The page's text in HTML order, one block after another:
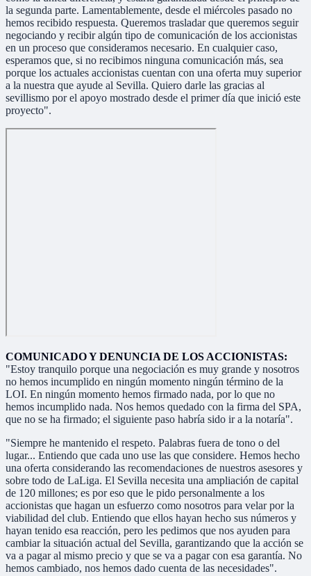
la segunda parte. Lamentablemente, desde el miércoles pasado no
hemos recibido respuesta. Queremos trasladar que queremos seguir
negociando y recibir algún tipo de comunicación de los accionistas
en un proceso que consideramos necesario. En cualquier caso,
esperamos que, si no recibimos ninguna comunicación más, sea
porque los actuales accionistas cuentan con una oferta muy superior
a la nuestra que ayude al Sevilla. Quiero darle las gracias al
sevillismo por el apoyo mostrado desde el primer día que inició este
proyecto".
COMUNICADO Y DENUNCIA DE LOS ACCIONISTAS:
"Estoy tranquilo porque una negociación es muy grande y nosotros
no hemos incumplido en ningún momento ningún término de la
LOI. En ningún momento hemos firmado nada, por lo que no
hemos incumplido nada. Nos hemos quedado con la firma del SPA,
que no se ha firmado; el siguiente paso habría sido ir a la notaría".
"Siempre he mantenido el respeto. Palabras fuera de tono o del
lugar... Entiendo que cada uno use las que considere. Hemos hecho
una oferta considerando las recomendaciones de nuestros asesores y
sobre todo de LaLiga. El Sevilla necesita una ampliación de capital
de 120 millones; es por eso que le pido personalmente a los
accionistas que hagan un esfuerzo como nosotros para velar por la
viabilidad del club. Entiendo que ellos hayan hecho sus números y
hayan tenido esa reacción, pero les pedimos que nos ayuden para
cambiar la situación actual del Sevilla, garantizando que la acción se
va a pagar al mismo precio y que se va a pagar con esa garantía. No
hemos cambiado, nos hemos dado cuenta de las necesidades".